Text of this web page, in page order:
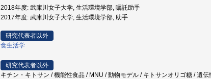
2018年度: 武庫川女子大学, 生活環境学部, 嘱託助手
2017年度: 武庫川女子大学, 生活環境学部, 助手
研究代表者以外
食生活学
研究代表者以外
キチン・キトサン / 機能性食品 / MNU / 動物モデル / キトサンオリゴ糖 / 遺